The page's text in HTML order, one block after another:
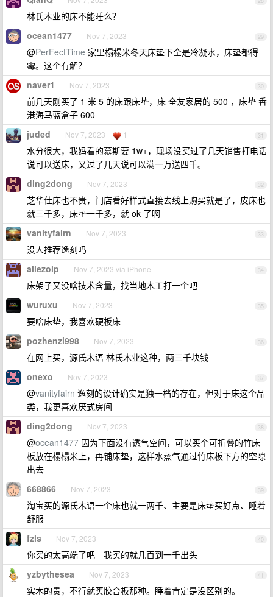
林氏木业的床不能睡么？
29
ocean1477 Nov 7, 2023
@PerFectTime 家里榻榻米冬天床垫下全是冷凝水，床垫都得
霉。这个有解？
30
naver1 Nov 7, 2023
前几天刚买了 1 米 5 的床跟床垫，床 全友家居的 500 ，床垫 香
港海马蓝盒子 600
31
juded Nov 7, 2023 1
水分很大，我妈看的慕斯要 1w+，现场没买过了几天销售打电话
说可以送床，又过了几天说可以满一万送四千。
32
ding2dong Nov 7, 2023
芝华仕床也不贵，门店看好样式直接去线上购买就是了，皮床也
就三千多，床垫一千多，就 ok 了啊
33
vanityfairn Nov 7, 2023
没人推荐逸刻吗
34
aliezoip Nov 7, 2023 via iPhone
床架子又没啥技术含量，找当地木工打一个吧
35
wuruxu Nov 7, 2023
要啥床垫，我喜欢硬板床
36
pozhenzi998 Nov 7, 2023
在网上买，源氏木语 林氏木业这种，两三千块钱
37
onexo Nov 7, 2023
@vanityfairn 逸刻的设计确实是独一档的存在，但对于床这个品
类，我更喜欢厌式房间
38
ding2dong Nov 7, 2023
@ocean1477 因为下面没有透气空间，可以买个可折叠的竹床
板放在榻榻米上，再铺床垫，这样水蒸气通过竹床板下方的空隙
出去
39
668866 Nov 7, 2023
淘宝买的源氏木语一个床也就一两千、主要是床垫买好点、睡着
舒服
40
fzls Nov 7, 2023
你买的太高端了吧- -我买的就几百到一千出头- -
41
yzbythesea Nov 7, 2023
实木的贵，不行就买胶合板那种。睡着肯定是没区别的。